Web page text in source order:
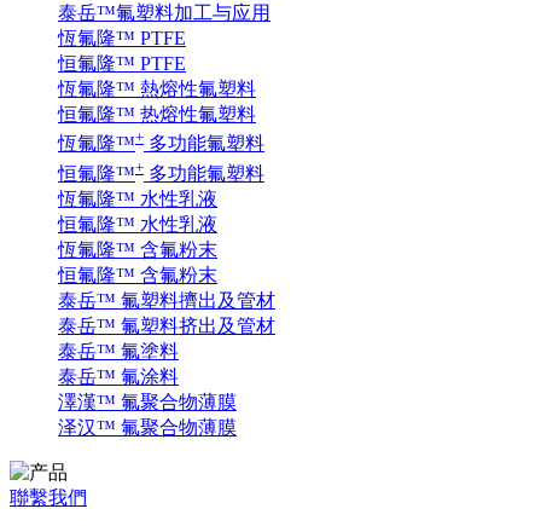
泰岳™氟塑料加工与应用
恆氟隆™ PTFE
恒氟隆™ PTFE
恆氟隆™ 熱熔性氟塑料
恒氟隆™ 热熔性氟塑料
恆氟隆™+ 多功能氟塑料
恒氟隆™+ 多功能氟塑料
恆氟隆™ 水性乳液
恒氟隆™ 水性乳液
恆氟隆™ 含氟粉末
恒氟隆™ 含氟粉末
泰岳™ 氟塑料擠出及管材
泰岳™ 氟塑料挤出及管材
泰岳™ 氟塗料
泰岳™ 氟涂料
澤漢™ 氟聚合物薄膜
泽汉™ 氟聚合物薄膜
聯繫我們